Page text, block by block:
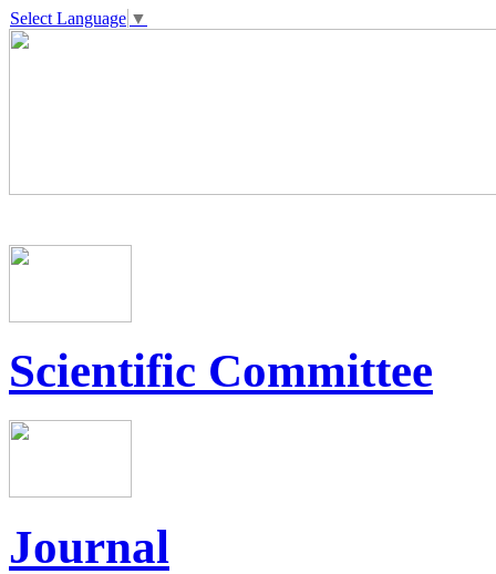
Select Language ▼
Scientific Committee
Journal